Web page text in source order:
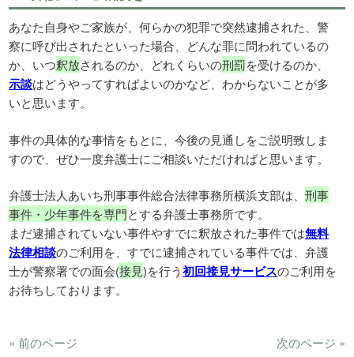
あなた自身やご家族が、何らかの犯罪で突然逮捕された、警
察に呼び出されたといった場合、どんな罪に問われているの
か、いつ釈放されるのか、どれくらいの刑罰を受けるのか、
示談はどうやってすればよいのかなど、わからないことが多
いと思います。
事件の具体的な事情をもとに、今後の見通しをご説明致しま
すので、ぜひ一度弁護士にご相談いただければと思います。
弁護士法人あいち刑事事件総合法律事務所横浜支部は、刑事
事件・少年事件を専門とする弁護士事務所です。
まだ逮捕されていない事件やすでに釈放された事件では無料
法律相談のご利用を、すでに逮捕されている事件では、弁護
士が警察署での面会(接見)を行う初回接見サービスのご利用を
お待ちしております。
« 前のページ 次のページ »